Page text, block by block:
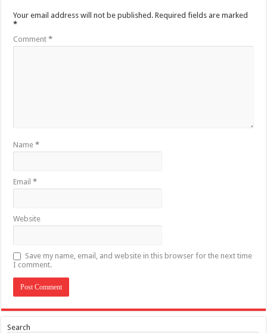
Your email address will not be published. Required fields are marked
*
Comment*
Name*
Email*
Website
Save my name, email, and website in this browser for the next time
I comment.
Search